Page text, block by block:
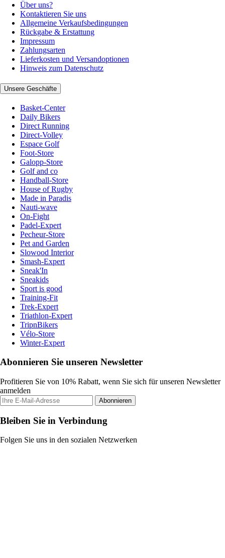
Über uns?
Kontaktieren Sie uns
Allgemeine Verkaufsbedingungen
Rückgabe & Erstattung
Impressum
Zahlungsarten
Lieferkosten und Versandoptionen
Hinweis zum Datenschutz
Unsere Geschäfte
Basket-Center
Daily Bikers
Direct Running
Direct-Volley
Espace Golf
Foot-Store
Galopp-Store
Golf and co
Handball-Store
House of Rugby
Made in Paradis
Nauti-wave
On-Fight
Padel-Expert
Pecheur-Store
Pet and Garden
Slowood Interior
Smash-Expert
Sneak'In
Sneakids
Sport is good
Training-Fit
Trek-Expert
Triathlon-Expert
TripnBikers
Vélo-Store
Winter-Expert
Abonnieren Sie unseren Newsletter
Profitieren Sie von 10% Rabatt, wenn Sie sich für unseren Newsletter
anmelden
Abonnieren
Bleiben Sie in Verbindung
Folgen Sie uns in den sozialen Netzwerken